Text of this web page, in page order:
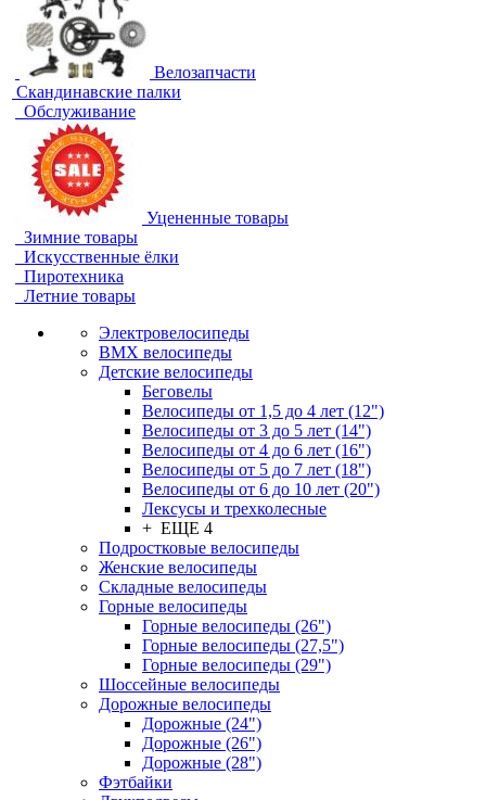
Велозапчасти
Скандинавские палки
Обслуживание
Уцененные товары
Зимние товары
Искусственные ёлки
Пиротехника
Летние товары
Электровелосипеды
BMX велосипеды
Детские велосипеды
Беговелы
Велосипеды от 1,5 до 4 лет (12")
Велосипеды от 3 до 5 лет (14")
Велосипеды от 4 до 6 лет (16")
Велосипеды от 5 до 7 лет (18")
Велосипеды от 6 до 10 лет (20")
Лексусы и трехколесные
+ ЕЩЕ 4
Подростковые велосипеды
Женские велосипеды
Складные велосипеды
Горные велосипеды
Горные велосипеды (26")
Горные велосипеды (27,5")
Горные велосипеды (29")
Шоссейные велосипеды
Дорожные велосипеды
Дорожные (24")
Дорожные (26")
Дорожные (28")
Фэтбайки